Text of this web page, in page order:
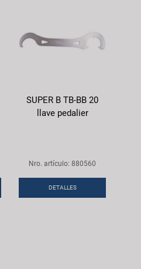
SUPER B TB-BB 20
llave pedalier
Nro. artículo: 880560
DETALLES